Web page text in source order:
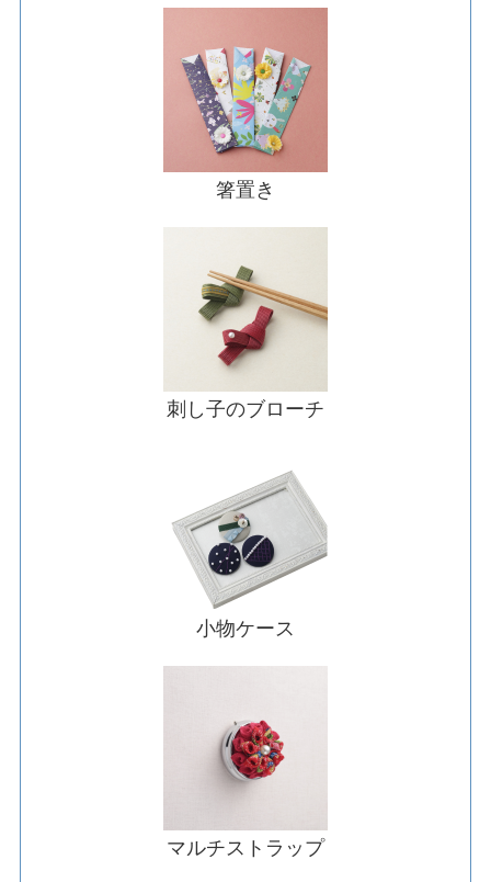
箸置き
刺し子のブローチ
小物ケース
マルチストラップ